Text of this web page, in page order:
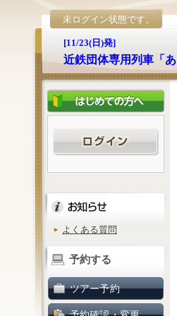
未ログイン状態です。
[11/23(日)発]
近鉄団体専用列車「
よくある質問
予約する
ツアー予約